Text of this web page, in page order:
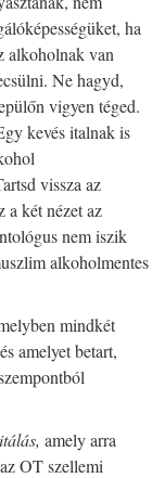
ha
alkoholnak van
Ne hagyd,
vigyen téged.
kevés italnak is
vissza az
a két nézet az
nem iszik
alkoholmentes
mindkét
amelyet betart,
amely arra
OT szellemi